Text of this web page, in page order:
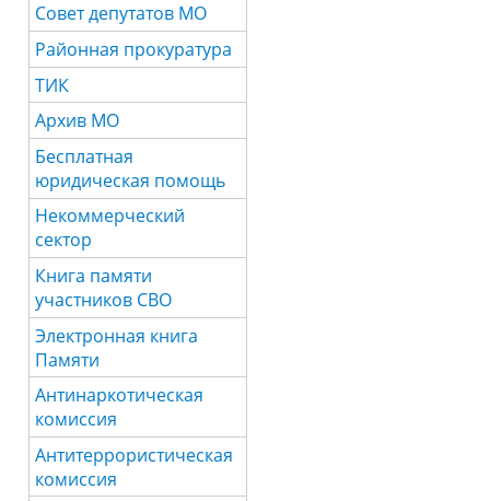
Совет депутатов МО
Районная прокуратура
ТИК
Архив МО
Бесплатная
юридическая помощь
Некоммерческий
сектор
Книга памяти
участников СВО
Электронная книга
Памяти
Антинаркотическая
комиссия
Антитеррористическая
комиссия